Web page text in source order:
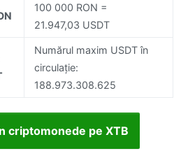
100 000 RON =
21.947,03 USDT
Numărul maxim USDT în
circulație:
188.973.308.625
criptomonede pe XTB